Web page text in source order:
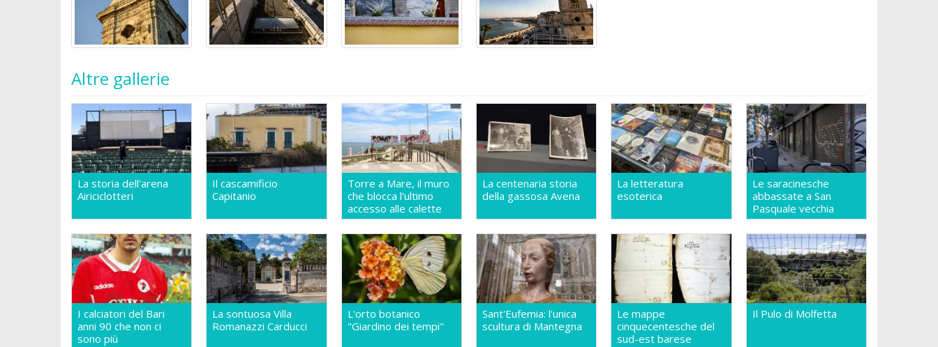
Altre gallerie
La storia dell'arena
Airiciclotteri
Il cascamificio
Capitanio
Torre a Mare, il muro
che blocca l'ultimo
accesso alle calette
La centenaria storia
della gassosa Avena
La letteratura
esoterica
Le saracinesche
abbassate a San
Pasquale vecchia
I calciatori del Bari
anni 90 che non ci
sono più
La sontuosa Villa
Romanazzi Carducci
L'orto botanico
"Giardino dei tempi"
Sant'Eufemia: l'unica
scultura di Mantegna
Le mappe
cinquecentesche del
sud-est barese
Il Pulo di Molfetta